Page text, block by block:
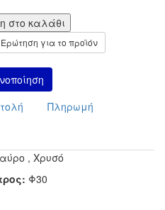
στο καλάθι
Ερώτηση για το προϊόν
Πληρωμή
, Χρυσό
Φ30